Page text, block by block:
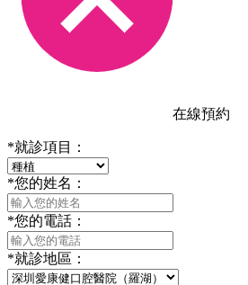
在線預約
*就診項目：
*您的姓名：
*您的電話：
*就診地區：